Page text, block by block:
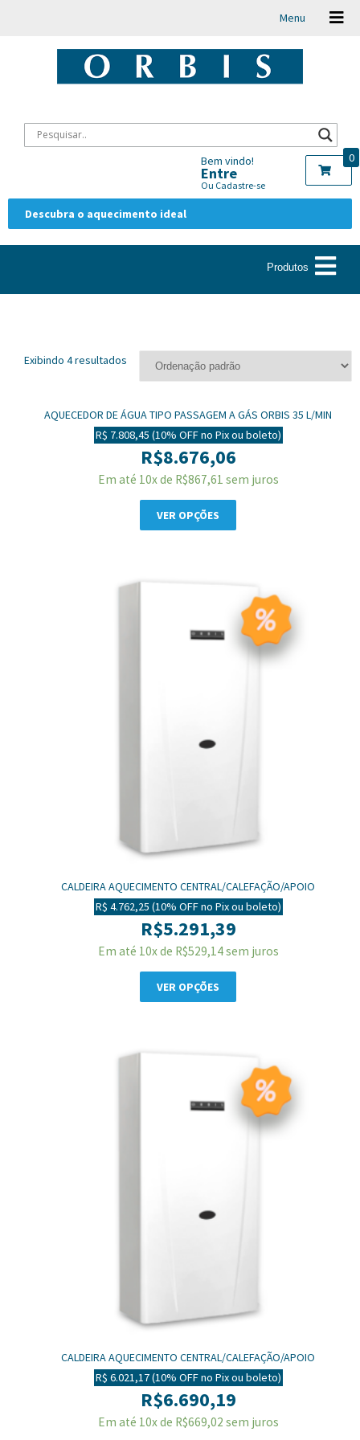
Menu
Bem vindo!
Entre
Ou Cadastre-se
0
Descubra o aquecimento ideal
Produtos
Exibindo 4 resultados
AQUECEDOR DE ÁGUA TIPO PASSAGEM A GÁS ORBIS 35 L/MIN
335FSB
R$8.676,06
R$ 7.808,45 (10% OFF no Pix ou boleto)
Em até 10x de R$867,61 sem juros
VER OPÇÕES
CALDEIRA AQUECIMENTO CENTRAL/CALEFAÇÃO/APOIO
SOLAR/PISCINA ORBIS 215CAB
R$5.291,39
R$ 4.762,25 (10% OFF no Pix ou boleto)
Em até 10x de R$529,14sem juros
VER OPÇÕES
CALDEIRA AQUECIMENTO CENTRAL/CALEFAÇÃO/APOIO
SOLAR/PISCINA ORBIS 225CAB
R$6.690,19
R$ 6.021,17 (10% OFF no Pix ou boleto)
Em até 10x de R$669,02 sem juros